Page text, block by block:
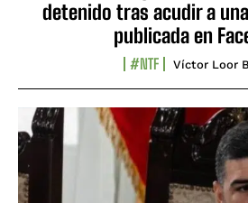
detenido tras acudir a
publicada en
#NTF Víctor Loor